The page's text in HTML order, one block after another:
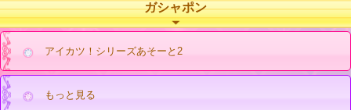
ガシャポン
アイカツ！シリーズあそーと2
もっと見る